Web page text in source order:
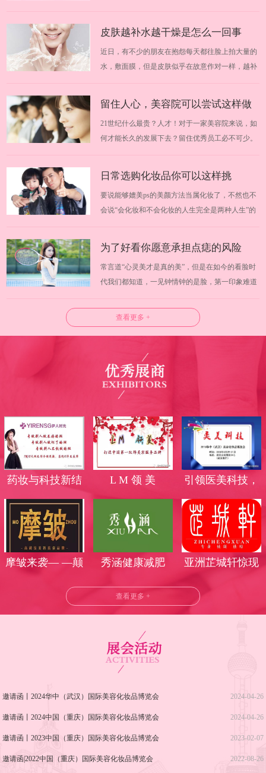
穷，引诱加盟者上当。武汉美博会为大家分享轻松
识破美容院加盟的诱饵，找到好的厂商。20…
皮肤越补水越干燥是怎么一回事
近日，有不少的朋友在抱怨每天都往脸上拍大量的
水，敷面膜，但是皮肤似乎在故意作对一样，越补
中武汉美博会时间安排：2019年11月13日-19日
2019华中武汉美博会地点：中国（武汉）文…
留住人心，美容院可以尝试这样做
21世纪什么最贵？人才！对于一家美容院来说，如
何才能长久的发展下去？留住优秀员工必不可少。
安排：2018年3月29日-31日 2018华中武汉美博会地
点：中国（武汉）文化博览中心 一、塑…
日常选购化妆品你可以这样挑
要说能够媲美ps的美颜方法当属化妆了，不然也不
会说“会化妆和不会化妆的人生完全是两种人生”的
化出无限可能，温婉还是野蛮，淑女还是迷人完全
可以有自己掌握。日常挑选化妆品你会…
为了好看你愿意承担点痣的风险
吗？
常言道“心灵美才是真的美”，但是在如今的看脸时
代我们都知道，一见钟情钟的是脸，第一印象难道
承担风险吗？许多人为了让皮肤更好看，使用各种
方法将皮肤上的痣去除，但是你知道吗，点痣也是
查看更多 +
药妆与科技新结
合，蜕变无斑美
丽时光
L M 领 美
引领医美科技，
高端光电品牌霸
气莅临武汉美博
会
摩皱来袭— —颠
秀涵健康减肥
亚洲芷城轩惊现
查看更多 +
2024-04-26
邀请函丨2024华中（武汉）国际美容化妆品博览会
2024-04-26
邀请函丨2024中国（重庆）国际美容化妆品博览会
2023-02-07
邀请函丨2023中国（重庆）国际美容化妆品博览会
2022-08-26
邀请函|2022中国（重庆）国际美容化妆品博览会